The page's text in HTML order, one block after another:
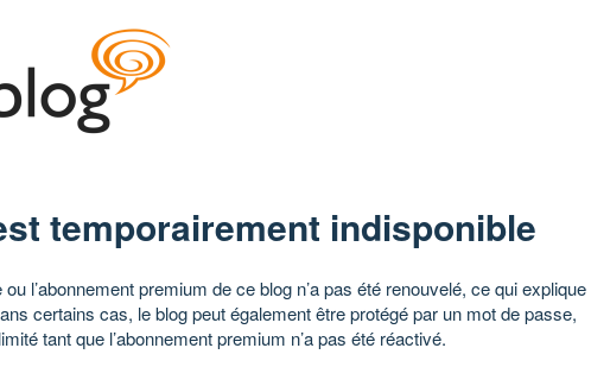
temporairement indisponible
l’abonnement premium de ce blog n’a pas été renouvelé, ce qui explique
certains cas, le blog peut également être protégé par un mot de passe,
tant que l’abonnement premium n’a pas été réactivé.